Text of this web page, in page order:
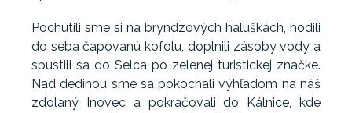
Pochutili sme si na bryndzových haluškách, hodili
do seba čapovanú kofolu, doplnili zásoby vody a
spustili sa do Selca po zelenej turistickej značke.
Nad dedinou sme sa pokochali výhľadom na náš
zdolaný Inovec a pokračovali do Kálnice, kde